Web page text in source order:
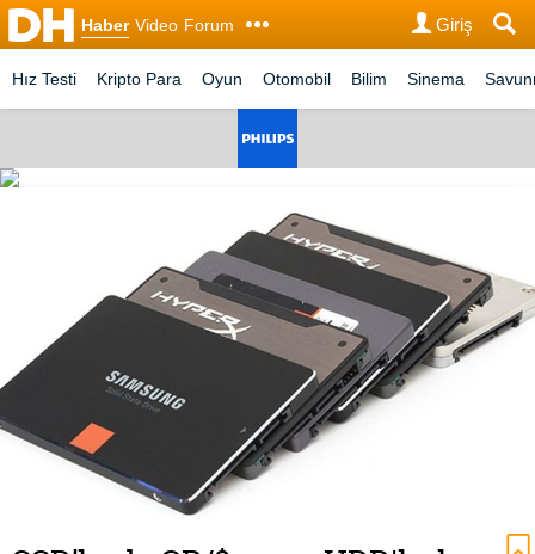
Haber Video Forum Giriş
Hız Testi Kripto Para Oyun Otomobil Bilim Sinema